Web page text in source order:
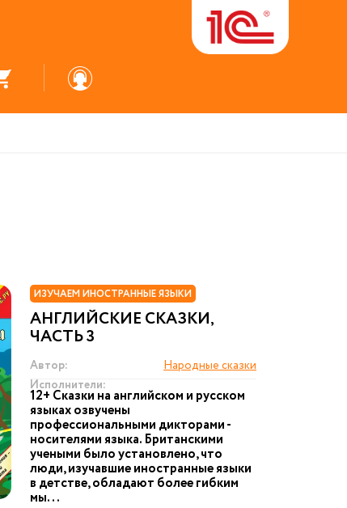
ИЗУЧАЕМ ИНОСТРАННЫЕ ЯЗЫКИ
АНГЛИЙСКИЕ СКАЗКИ,
ЧАСТЬ 3
Автор:
Народные сказки
Исполнители:
12+ Сказки на английском и русском
языках озвучены
профессиональными дикторами -
носителями языка. Британскими
учеными было установлено, что
люди, изучавшие иностранные языки
в детстве, обладают более гибким
мы...